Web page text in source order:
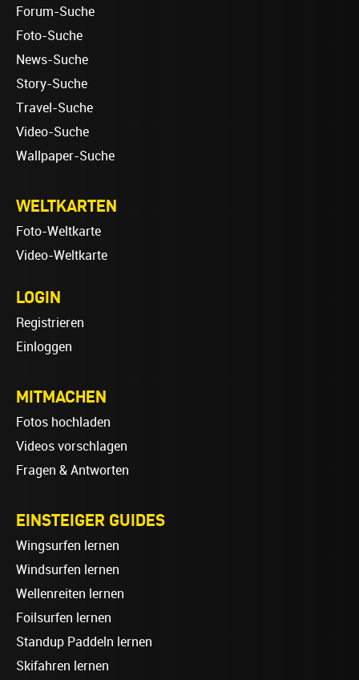
Forum-Suche
Foto-Suche
News-Suche
Story-Suche
Travel-Suche
Video-Suche
Wallpaper-Suche
WELTKARTEN
Foto-Weltkarte
Video-Weltkarte
LOGIN
Registrieren
Einloggen
MITMACHEN
Fotos hochladen
Videos vorschlagen
Fragen & Antworten
EINSTEIGER GUIDES
Wingsurfen lernen
Windsurfen lernen
Wellenreiten lernen
Foilsurfen lernen
Standup Paddeln lernen
Skifahren lernen